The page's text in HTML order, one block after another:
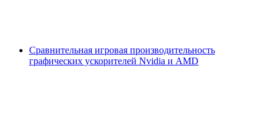
Сравнительная игровая производительность
графических ускорителей Nvidia и AMD